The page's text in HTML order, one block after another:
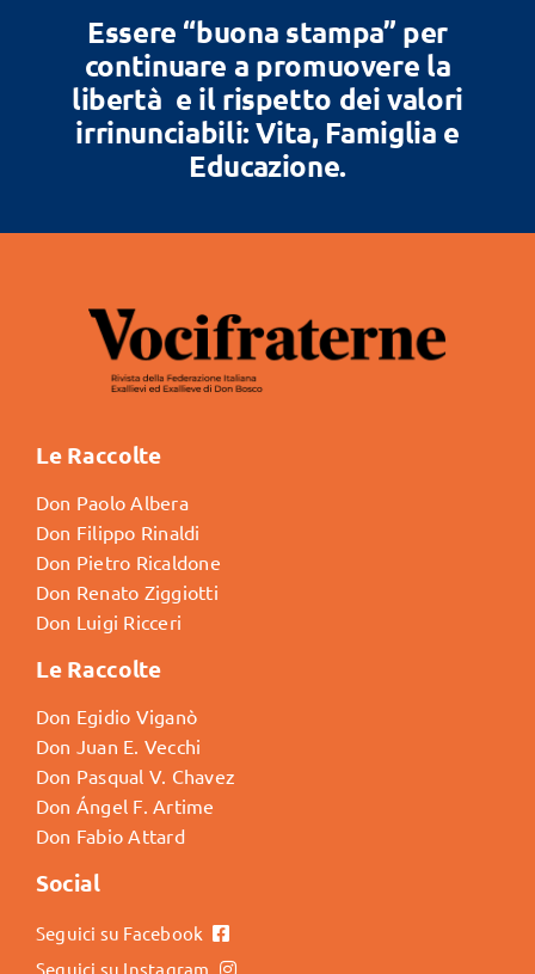
Essere “buona stampa” per
continuare a promuovere la
libertà e il rispetto dei valori
irrinunciabili: Vita, Famiglia e
Educazione.
Le Raccolte
Don Paolo Albera
Don Filippo Rinaldi
Don Pietro Ricaldone
Don Renato Ziggiotti
Don Luigi Ricceri
Le Raccolte
Don Egidio Viganò
Don Juan E. Vecchi
Don Pasqual V. Chavez
Don Ángel F. Artime
Don Fabio Attard
Social
Seguici su Facebook
Seguici su Instagram